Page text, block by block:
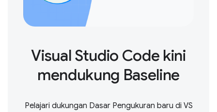
Visual Studio Code kini
mendukung Baseline
Pelajari dukungan Dasar Pengukuran baru di VS